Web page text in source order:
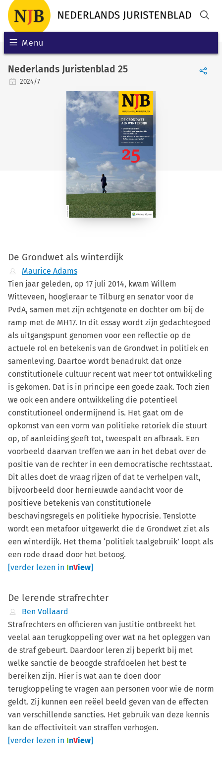
Menu
Nederlands Juristenblad 25
2024/7
De Grondwet als winterdijk
Maurice Adams
Tien jaar geleden, op 17 juli 2014, kwam Willem
Witteveen, hoogleraar te Tilburg en senator voor de
PvdA, samen met zijn echtgenote en dochter om bij de
ramp met de MH17. In dit essay wordt zijn gedachtegoed
als uitgangspunt genomen voor een reflectie op de
actuele rol en betekenis van de Grondwet in politiek en
samenleving. Daartoe wordt benadrukt dat onze
constitutionele cultuur recent wat meer tot ontwikkeling
is gekomen. Dat is in principe een goede zaak. Toch zien
we ook een andere ontwikkeling die potentieel
constitutioneel ondermijnend is. Het gaat om de
opkomst van een vorm van politieke retoriek die stuurt
op, of aanleiding geeft tot, tweespalt en afbraak. Een
voorbeeld daarvan treffen we aan in het debat over de
positie van de rechter in een democratische rechtsstaat.
Dit alles doet de vraag rijzen of dat te verhelpen valt,
bijvoorbeeld door hernieuwde aandacht voor de
positieve betekenis van constitutionele
beschavingsregels en politieke hypocrisie. Tenslotte
wordt een metafoor uitgewerkt die de Grondwet ziet als
een winterdijk. Het thema ‘politiek taalgebruik’ loopt als
een rode draad door het betoog.
[verder lezen in InView]
De lerende strafrechter
Ben Vollaard
Strafrechters en officieren van justitie ontbreekt het
veelal aan terugkoppeling over wat na het opleggen van
de straf gebeurt. Daardoor leren zij beperkt bij met
welke sanctie de beoogde strafdoelen het best te
bereiken zijn. Hier is wat aan te doen door
terugkoppeling te vragen aan personen voor wie de norm
geldt. Zij kunnen een reëel beeld geven van de effecten
van verschillende sancties. Het gebruik van deze kennis
kan de effectiviteit van straffen verhogen.
[verder lezen in InView]